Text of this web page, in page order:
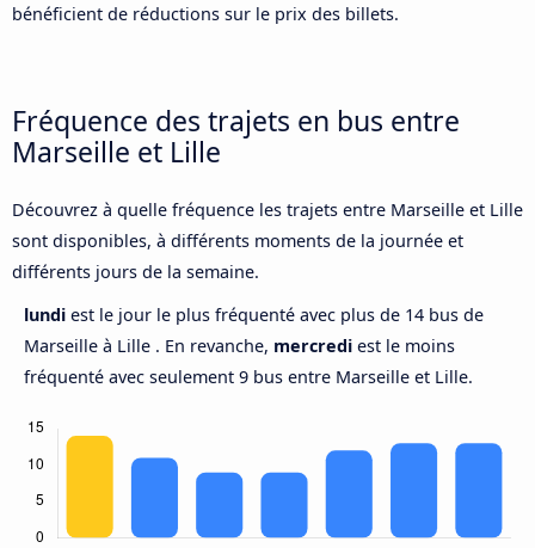
bénéficient de réductions sur le prix des billets.
Fréquence des trajets en bus entre
Marseille et Lille
Découvrez à quelle fréquence les trajets entre Marseille et Lille
sont disponibles, à différents moments de la journée et
différents jours de la semaine.
lundi est le jour le plus fréquenté avec plus de 14 bus de
Marseille à Lille . En revanche, mercredi est le moins
fréquenté avec seulement 9 bus entre Marseille et Lille.